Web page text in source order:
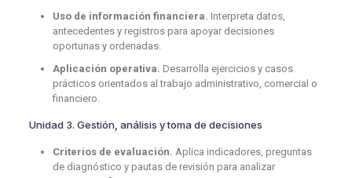
Uso de información financiera. Interpreta datos,
antecedentes y registros para apoyar decisiones
oportunas y ordenadas.
Aplicación operativa. Desarrolla ejercicios y casos
prácticos orientados al trabajo administrativo, comercial o
financiero.
Unidad 3. Gestión, análisis y toma de decisiones
Criterios de evaluación. Aplica indicadores, preguntas
de diagnóstico y pautas de revisión para analizar